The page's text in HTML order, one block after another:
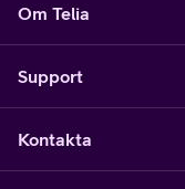
Om Telia
Support
Kontakta